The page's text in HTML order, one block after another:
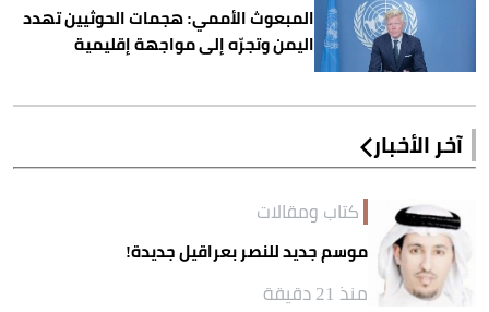
المبعوث الأممي: هجمات الحوثيين تهدد
اليمن وتجرّه إلى مواجهة إقليمية
آخر الأخبار
كتاب ومقالات
موسم جديد للنصر بعراقيل جديدة!
منذ 21 دقيقة